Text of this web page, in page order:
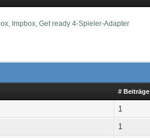
Impbox, Get ready 4-Spieler-Adapter
# Beiträge
1
1